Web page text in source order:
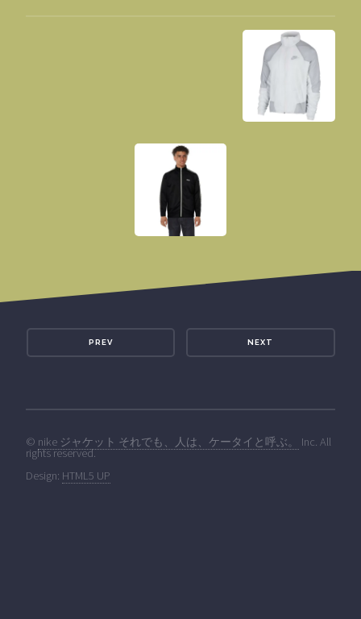
PREV NEXT
© nike ジャケット それでも、人は、ケータイと呼ぶ。 Inc. All
rights reserved.
Design: HTML5 UP